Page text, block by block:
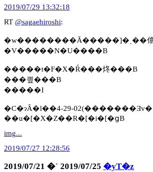
2019/07/29 13:32:18
RT @sagaehiroshi:
�w��������Ă�����]�ˎ��㒆
�V�����N�U����B
�����t�F�X�Ŕ���炵���B
���킢���B
�����I
�C�ɂȂ�l��4-29-
��u�[�X�Z��R�[�i�[�ցB
img...
2019/07/27 12:28:56
2019/07/21 �` 2019/07/25 �yT�z